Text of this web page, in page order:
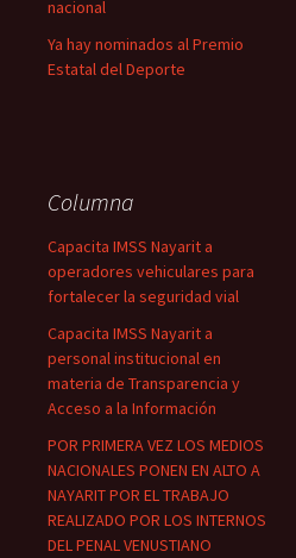
nacional
Ya hay nominados al Premio
Estatal del Deporte
Columna
Capacita IMSS Nayarit a
operadores vehiculares para
fortalecer la seguridad vial
Capacita IMSS Nayarit a
personal institucional en
materia de Transparencia y
Acceso a la Información
POR PRIMERA VEZ LOS MEDIOS
NACIONALES PONEN EN ALTO A
NAYARIT POR EL TRABAJO
REALIZADO POR LOS INTERNOS
DEL PENAL VENUSTIANO